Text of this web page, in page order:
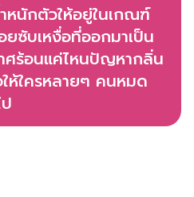
หนักตัวให้อยู่ในเกณฑ์
ซับเหงื่อที่ออกมาเป็น
ศร้อนแค่ไหนปัญหากลิ่น
ให้ใครหลายๆ คนหมด